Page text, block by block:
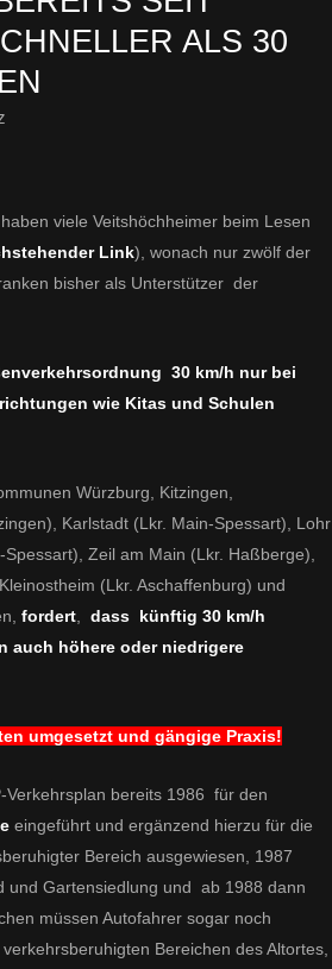
ALS 30
viele Veitshöchheimer beim Lesen
Link), wonach nur zwölf der
bisher als Unterstützer der
30 km/h nur bei
wie Kitas und Schulen
Würzburg, Kitzingen,
Karlstadt (Lkr. Main-Spessart), Lohr
Zeil am Main (Lkr. Haßberge),
(Lkr. Aschaffenburg) und
fordert
dass künftig 30 km/h
auch höhere oder niedrigere
umgesetzt und gängige Praxis!
Verkehrsplan bereits 1986 für den
eingeführt und ergänzend hierzu für die
Bereich ausgewiesen, 1987
und Gartensiedlung und ab 1988 dann
müssen Autofahrer sogar noch
Bereichen des Altortes,